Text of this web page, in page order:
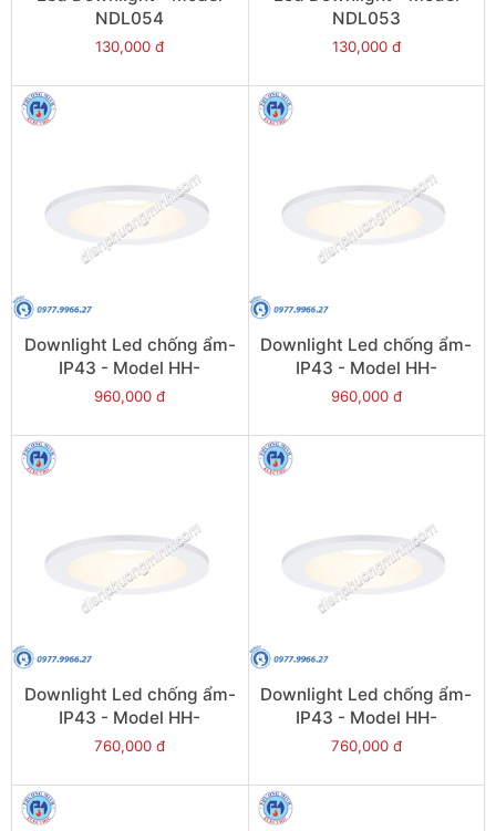
NDL054
130,000 đ
NDL053
130,000 đ
Downlight Led chống ẩm-
IP43 - Model HH-
LD20708K19
960,000 đ
Downlight Led chống ẩm-
IP43 - Model HH-
LD40708K19
960,000 đ
Downlight Led chống ẩm-
IP43 - Model HH-
LD20508K19
760,000 đ
Downlight Led chống ẩm-
IP43 - Model HH-
LD40508K19
760,000 đ